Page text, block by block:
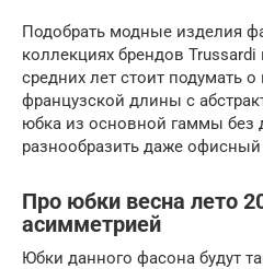
Подобрать модные изделия
коллекциях брендов
средних лет стоит подумать
французской длины с
юбка из основной гаммы без
разнообразить даже офисный
Про юбки весна лето
асимметрией
Юбки данного фасона будут